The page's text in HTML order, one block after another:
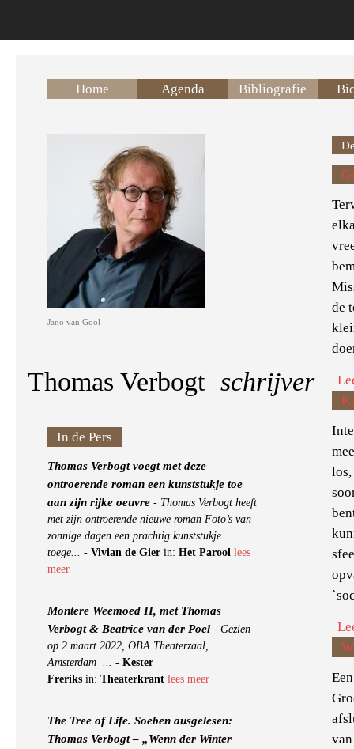
Home Agenda Bibliografie
Jano van Gool
Thomas Verbogt schrijver
In de Pers
Thomas Verbogt voegt met deze
ontroerende roman een kunststukje toe
aan zijn rijke oeuvre - Thomas Verbogt heeft
met zijn ontroerende nieuwe roman Foto’s van
zonnige dagen een prachtig kunststukje
toege... - Vivian de Gier in: Het Parool lees
meer
Montere Weemoed II, met Thomas
Verbogt & Beatrice van der Poel - Gezien
op 2 maart 2022, OBA Theaterzaal,
Amsterdam ... - Kester
Freriks in: Theaterkrant lees meer
The Tree of Life. Soeben ausgelesen:
Thomas Verbogt – „Wenn der Winter
de